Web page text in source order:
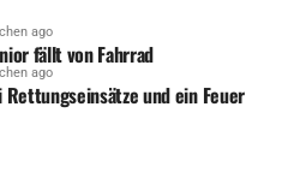
ago
fällt von Fahrrad
ago
Rettungseinsätze und ein Feuer